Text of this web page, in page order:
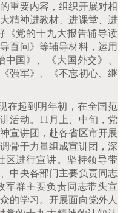
重要内容，组织开展对相
精神进教材、进课堂、进
《党的十九大报告辅导读
百问》等辅导材料，运用
国》、《大国外交》、
强军》、《不忘初心、继
在起到明年初，在全国范
活动。 11月上、中旬，党
宣讲团，赴各省区市开展
骨干力量组成宣讲团，深
区进行宣讲。坚持领导带
中央各部门主要负责同志
军群主要负责同志带头宣
的学习。开展面向党外人